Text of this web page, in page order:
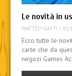
Le novità in
MATTEO GATTI / 15/
Ecco tutte le
carte che da
negozi Games